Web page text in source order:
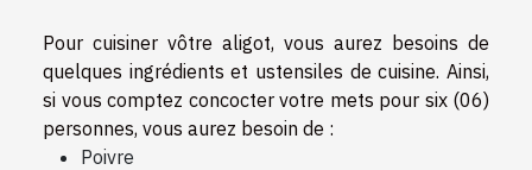
Pour cuisiner vôtre aligot, vous aurez besoins de
quelques ingrédients et ustensiles de cuisine. Ainsi,
si vous comptez concocter votre mets pour six (06)
personnes, vous aurez besoin de :
Poivre